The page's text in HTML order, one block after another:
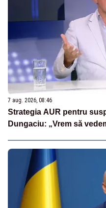
7 aug. 2026, 08:46
Strategia AUR pentru
Dungaciu: „Vrem să